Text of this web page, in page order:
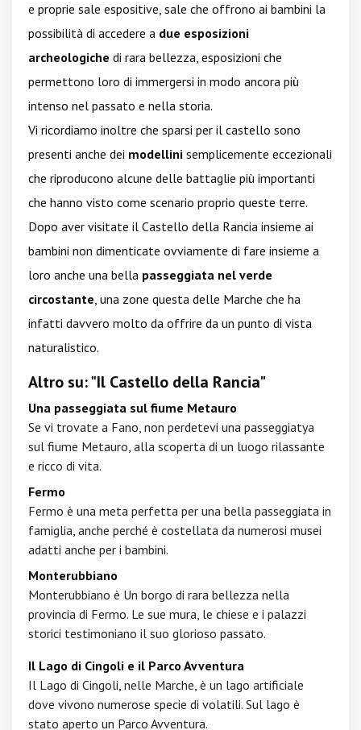
e proprie sale espositive, sale che offrono ai bambini la
possibilità di accedere a due esposizioni
archeologiche di rara bellezza, esposizioni che
permettono loro di immergersi in modo ancora più
intenso nel passato e nella storia.
Vi ricordiamo inoltre che sparsi per il castello sono
presenti anche dei modellini semplicemente eccezionali
che riproducono alcune delle battaglie più importanti
che hanno visto come scenario proprio queste terre.
Dopo aver visitate il Castello della Rancia insieme ai
bambini non dimenticate ovviamente di fare insieme a
loro anche una bella passeggiata nel verde
circostante, una zone questa delle Marche che ha
infatti davvero molto da offrire da un punto di vista
naturalistico.
Altro su: "Il Castello della Rancia"
Una passeggiata sul fiume Metauro
Se vi trovate a Fano, non perdetevi una passeggiatya
sul fiume Metauro, alla scoperta di un luogo rilassante
e ricco di vita.
Fermo
Fermo è una meta perfetta per una bella passeggiata in
famiglia, anche perché è costellata da numerosi musei
adatti anche per i bambini.
Monterubbiano
Monterubbiano è Un borgo di rara bellezza nella
provincia di Fermo. Le sue mura, le chiese e i palazzi
storici testimoniano il suo glorioso passato.
Il Lago di Cingoli e il Parco Avventura
Il Lago di Cingoli, nelle Marche, è un lago artificiale
dove vivono numerose specie di volatili. Sul lago è
stato aperto un Parco Avventura.